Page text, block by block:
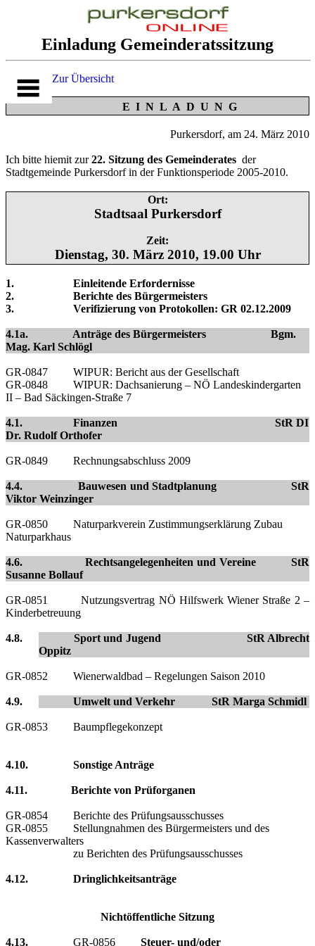
Einladung Gemeinderatssitzung
Zur Übersicht
E I N L A D U N G
Purkersdorf, am 24. März 2010
Ich bitte hiemit zur22. Sitzung des Gemeinderates der
Stadtgemeinde Purkersdorf in der Funktionsperiode 2005-2010.
Ort:
Stadtsaal Purkersdorf
Zeit:
Dienstag, 30. März 2010, 19.00 Uhr
1. Einleitende Erfordernisse
2. Berichte des Bürgermeisters
3. Verifizierung von Protokollen: GR 02.12.2009
4.1a. Anträge des Bürgermeisters Bgm.
Mag. Karl Schlögl
GR-0847 WIPUR: Bericht aus der Gesellschaft
GR-0848 WIPUR: Dachsanierung – NÖ Landeskindergarten
II – Bad Säckingen-Straße 7
4.1. Finanzen StR DI
Dr. Rudolf Orthofer
GR-0849 Rechnungsabschluss 2009
4.4. Bauwesen und Stadtplanung StR
Viktor Weinzinger
GR-0850 Naturparkverein Zustimmungserklärung Zubau
Naturparkhaus
4.6. Rechtsangelegenheiten und Vereine StR
Susanne Bollauf
GR-0851 Nutzungsvertrag NÖ Hilfswerk Wiener Straße 2 –
Kinderbetreuung
4.8. Sport und Jugend StR Albrecht
Oppitz
GR-0852 Wienerwaldbad – Regelungen Saison 2010
4.9. Umwelt und Verkehr StR Marga Schmidl
GR-0853 Baumpflegekonzept
4.10. Sonstige Anträge
4.11. Berichte von Prüforganen
GR-0854 Berichte des Prüfungsausschusses
GR-0855 Stellungnahmen des Bürgermeisters und des
Kassenverwalters
zu Berichten des Prüfungsausschusses
4.12. Dringlichkeitsanträge
Nichtöffentliche Sitzung
4.13. GR-0856 Steuer- und/oder